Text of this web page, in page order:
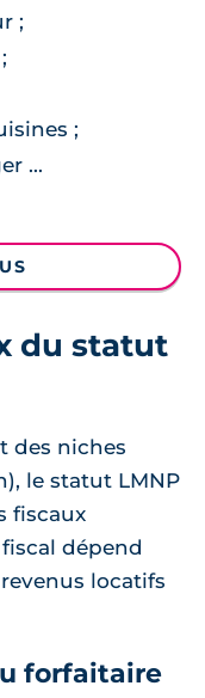
;
;
...
du statut
des niches
le statut LMNP
fiscaux
dépend
locatifs
forfaitaire